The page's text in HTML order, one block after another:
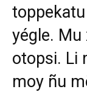
yégle. Mu
otopsi. Li
moy ñu